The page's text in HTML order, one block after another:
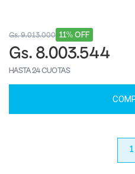
11% OFF
Gs. 9.013.000
Gs. 8.003.544
HASTA 24 CUOTAS
1